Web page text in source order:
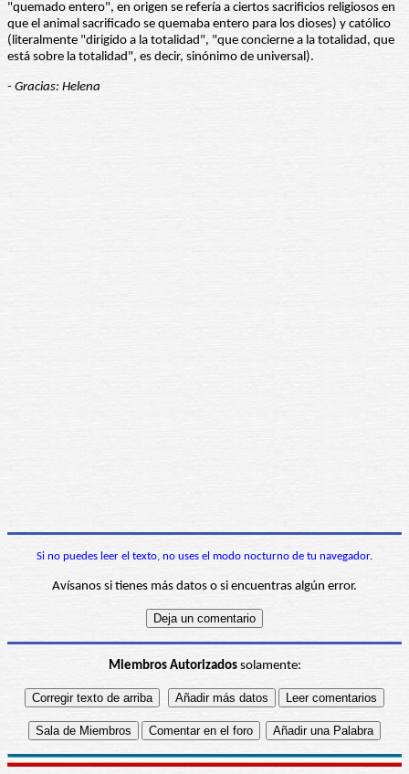
"quemado entero", en origen se refería a ciertos sacrificios religiosos en
que el animal sacrificado se quemaba entero para los dioses) y católico
(literalmente "dirigido a la totalidad", "que concierne a la totalidad, que
está sobre la totalidad", es decir, sinónimo de universal).
- Gracias: Helena
Si no puedes leer el texto, no uses el modo nocturno de tu navegador.
Avísanos si tienes más datos o si encuentras algún error.
Miembros Autorizadossolamente: